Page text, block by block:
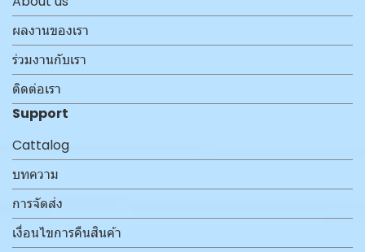
ผลงานของเรา
ร่วมงานกับเรา
ติดต่อเรา
Support
Cattalog
บทความ
การจัดส่ง
เงื่อนไขการคืนสินค้า